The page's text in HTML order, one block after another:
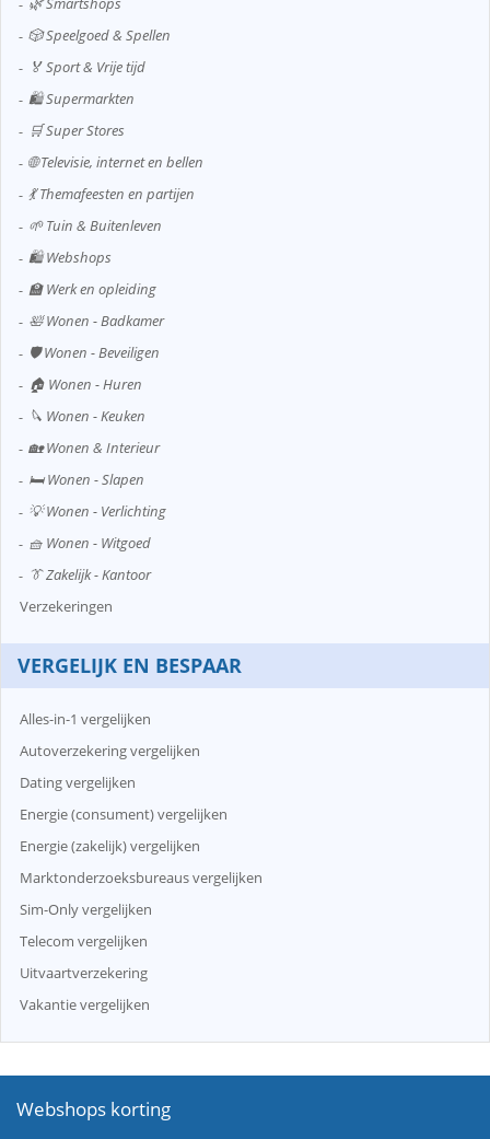
🎲 Speelgoed & Spellen
🏅 Sport & Vrije tijd
🛍️ Supermarkten
🛒 Super Stores
🌐 Televisie, internet en bellen
💃 Themafeesten en partijen
🌱 Tuin & Buitenleven
🛍️ Webshops
🏫 Werk en opleiding
🛀 Wonen - Badkamer
🛡️ Wonen - Beveiligen
🏠 Wonen - Huren
🔪 Wonen - Keuken
🏡 Wonen & Interieur
🛏️ Wonen - Slapen
💡 Wonen - Verlichting
🧺 Wonen - Witgoed
👔 Zakelijk - Kantoor
Verzekeringen
VERGELIJK EN BESPAAR
Alles-in-1 vergelijken
Autoverzekering vergelijken
Dating vergelijken
Energie (consument) vergelijken
Energie (zakelijk) vergelijken
Marktonderzoeksbureaus vergelijken
Sim-Only vergelijken
Telecom vergelijken
Uitvaartverzekering
Vakantie vergelijken
Webshops korting